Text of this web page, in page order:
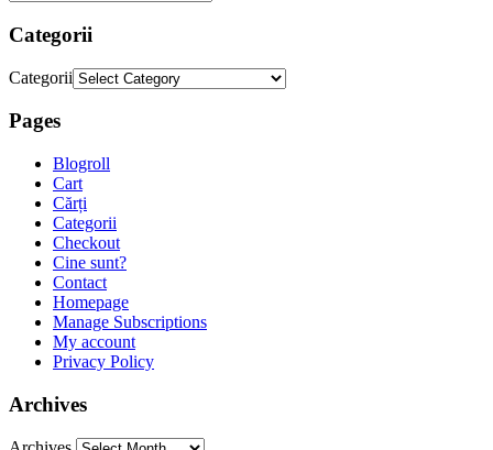
Categorii
Categorii
Pages
Blogroll
Cart
Cărți
Categorii
Checkout
Cine sunt?
Contact
Homepage
Manage Subscriptions
My account
Privacy Policy
Archives